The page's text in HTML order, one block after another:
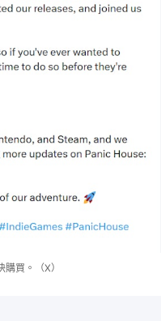
買。（X）